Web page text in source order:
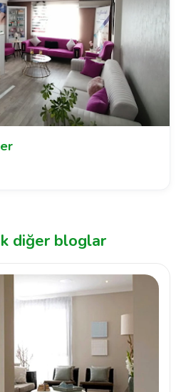
diğer bloglar